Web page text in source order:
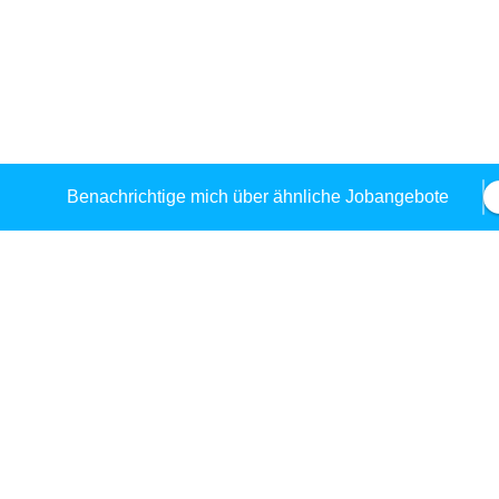
Benachrichtige mich über ähnliche Jobangebote